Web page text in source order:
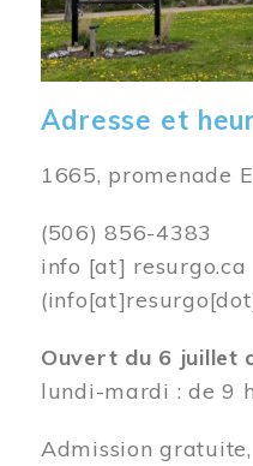
Adresse et
1665, promenade
(506) 856-4383
info [at] resurgo.ca
Ouvert du 6 juillet
lundi-mardi : de 9
Admission